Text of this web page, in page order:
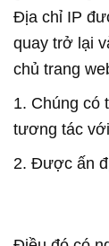
Địa chỉ IP
quay trở lại
chủ trang
1. Chúng có
tương tác
2. Được ấn